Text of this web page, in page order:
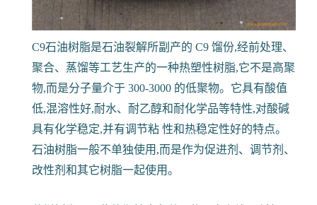
C9石油树脂是石油裂解所副产的 C9 馏份,经前处理、
聚合、蒸馏等工艺生产的一种热塑性树脂,它不是高聚
物,而是分子量介于 300-3000 的低聚物。它具有酸值
低,混溶性好,耐水、耐乙醇和耐化学品等特性,对酸碱
具有化学稳定,并有调节粘 性和热稳定性好的特点。
石油树脂一般不单独使用,而是作为促进剂、调节剂、
改性剂和其它树脂一起使用。